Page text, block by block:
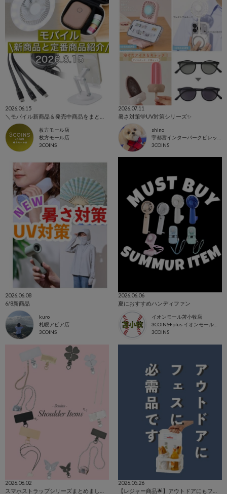
2026.06.15
枚方モール店
枚方モール店
3COINS
2026.07.11
暑さ対策🩵UV対策シリーズ✨
shino
3COINS
2026.06.08
6/8新商品
kuro
札幌アピア店
3COINS
2026.06.06
夏におすすめハンディファン
イオンモール苫小牧店
3COINS
2026.06.02
2026.05.26